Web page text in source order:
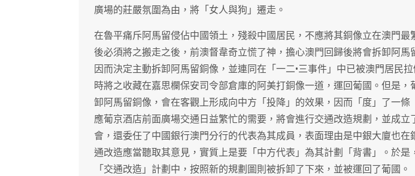
廣場的莊嚴氛圍為由，將「女人與狗」遷走。
在魯平痛斥阿馬留侵佔中國領土，殘殺中國居民，不應將其銅像立在澳門最
後必須將之搬走之後，前澳督韋奇立慌了神，擔心澳門回歸後將會拆卸阿馬
因而決定主動拆卸阿馬留銅像，並連同在「一二•三事件」中已被澳門居民
時將之收藏在嘉思欄保安司令部倉庫的阿美打銅像一道，運回葡國。但是，
卸阿馬留銅像，會在客觀上形成向中方「投降」的效果，因而「度」了一條
應葡京酒店前面廣場交通日益繁忙的需要，將會進行交通改造規劃，並成立
會，還委任了中國銀行澳門分行的代表為其成員，表面理由是中銀大廈也在
通改造應當聽取其意見，實質上是要「中方代表」為其計劃「背書」。於是
「交通改造」計劃中，按照新的規劃圖則被拆卸了下來，並被運回了葡國。